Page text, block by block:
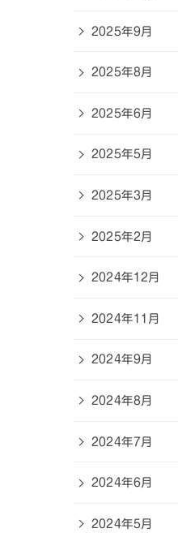
2025年9月
2025年8月
2025年6月
2025年5月
2025年3月
2025年2月
2024年12月
2024年11月
2024年9月
2024年8月
2024年7月
2024年6月
2024年5月